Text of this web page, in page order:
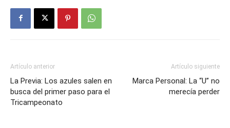
Artículo anterior
La Previa: Los azules salen en
busca del primer paso para el
Tricampeonato
Artículo siguiente
Marca Personal: La “U” no
merecía perder